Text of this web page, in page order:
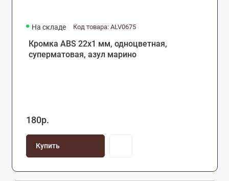
На складе Код товара: ALV0675
Кромка ABS 22х1 мм, одноцветная,
суперматовая, азул марино
180р.
Купить